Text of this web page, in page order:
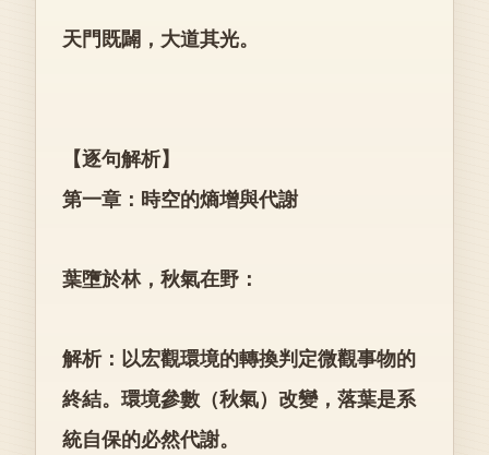
天門既闢，大道其光。
【逐句解析】
第一章：時空的熵增與代謝
葉墮於林，秋氣在野：
解析：以宏觀環境的轉換判定微觀事物的
終結。環境參數（秋氣）改變，落葉是系
統自保的必然代謝。